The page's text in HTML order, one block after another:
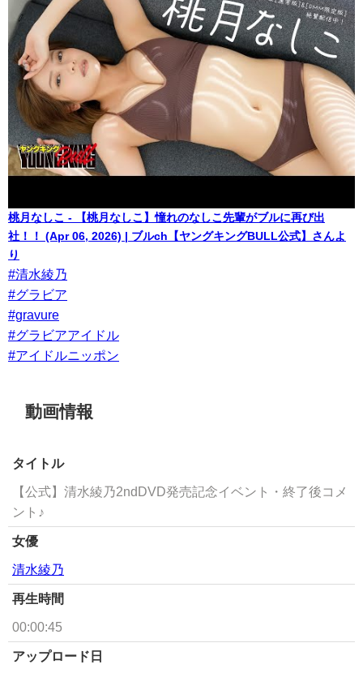
桃月なしこ - 【桃月なしこ】憧れのなしこ先輩がブルに再び出
社！！ (Apr 06, 2026) | ブルch【ヤングキングBULL公式】さんよ
り
#清水綾乃
#グラビア
#gravure
#グラビアアイドル
#アイドルニッポン
動画情報
タイトル
【公式】清水綾乃2ndDVD発売記念イベント・終了後コメ
ント♪
女優
清水綾乃
再生時間
00:00:45
アップロード日